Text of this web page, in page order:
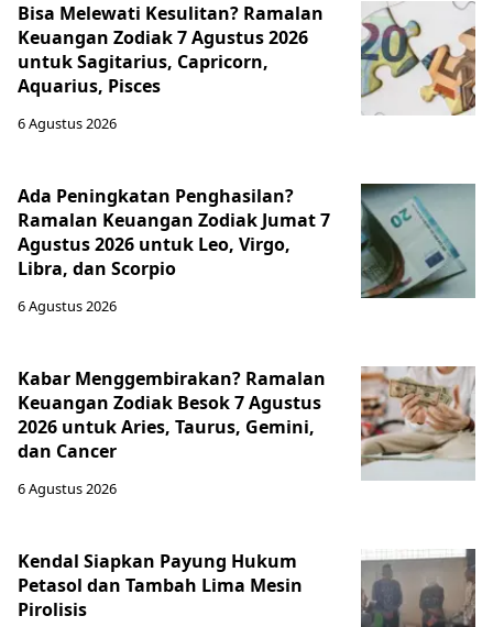
Bisa Melewati Kesulitan? Ramalan
Keuangan Zodiak 7 Agustus 2026
untuk Sagitarius, Capricorn,
Aquarius, Pisces
6 Agustus 2026
Ada Peningkatan Penghasilan?
Ramalan Keuangan Zodiak Jumat 7
Agustus 2026 untuk Leo, Virgo,
Libra, dan Scorpio
6 Agustus 2026
Kabar Menggembirakan? Ramalan
Keuangan Zodiak Besok 7 Agustus
2026 untuk Aries, Taurus, Gemini,
dan Cancer
6 Agustus 2026
Kendal Siapkan Payung Hukum
Petasol dan Tambah Lima Mesin
Pirolisis